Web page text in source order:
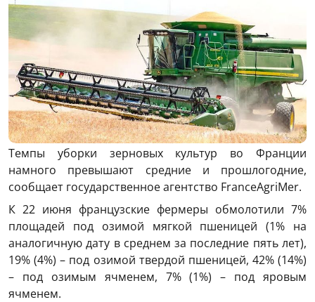
Темпы уборки зерновых культур во Франции
намного превышают средние и прошлогодние,
сообщает государственное агентство FranceAgriMer.
К 22 июня французские фермеры обмолотили 7%
площадей под озимой мягкой пшеницей (1% на
аналогичную дату в среднем за последние пять лет),
19% (4%) – под озимой твердой пшеницей, 42% (14%)
– под озимым ячменем, 7% (1%) – под яровым
ячменем.